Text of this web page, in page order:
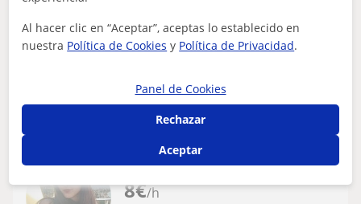
Contactar
8€/h
Isabel
Al hacer clic en “Aceptar”, aceptas lo establecido en
nuestra Política de Cookies y Política de Privacidad.
Panel de Cookies
Rechazar
Aceptar